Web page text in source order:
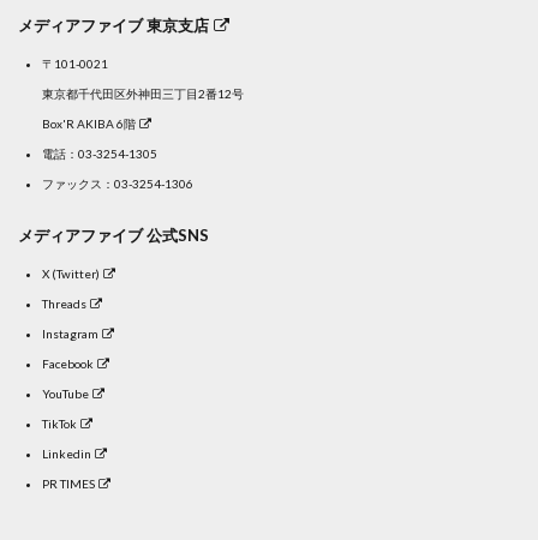
メディアファイブ 東京支店
〒101-0021
東京都千代田区外神田三丁目2番12号
Box'R AKIBA 6階
電話： 03-3254-1305
ファックス：03-3254-1306
メディアファイブ 公式SNS
X (Twitter)
Threads
Instagram
Facebook
YouTube
TikTok
Linkedin
PR TIMES